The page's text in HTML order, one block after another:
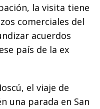
la visita tiene
comerciales del
acuerdos
país de la ex
el viaje de
una parada en San